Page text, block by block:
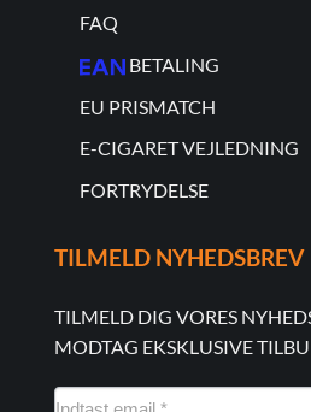
FAQ
BETALING
EU PRISMATCH
E-CIGARET VEJLEDNING
FORTRYDELSE
TILMELD NYHEDSBREV
TILMELD DIG VORES
MODTAG EKSKLUSIVE
NYHEDSMAIL